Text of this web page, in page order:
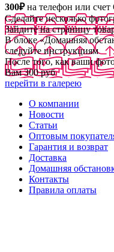
300₽на телефон или счет
Сделайте несколько
Зайдите на страницу
В блоке «Домашняя
следуйте инструкциям
После того, как ваши
Вам 300 руб
перейти в галерею
О компании
Новости
Статьи
Оптовым
Гарантия и возврат
Доставка
Домашняя
Контакты
Правила оплаты